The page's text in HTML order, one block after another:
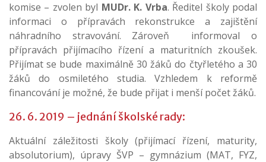
komise – zvolen byl MUDr. K. Vrba. Ředitel školy podal
informaci o přípravách rekonstrukce a zajištění
náhradního stravování. Zároveň informoval o
přípravách přijímacího řízení a maturitních zkoušek.
Přijímat se bude maximálně 30 žáků do čtyřletého a 30
žáků do osmiletého studia. Vzhledem k reformě
financování je možné, že bude přijat i menší počet žáků.
26. 6. 2019 – jednání školské rady:
Aktuální záležitosti školy (přijímací řízení, maturity,
absolutorium), úpravy ŠVP – gymnázium (MAT, FYZ,